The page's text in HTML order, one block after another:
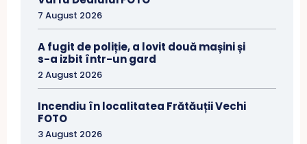
7 August 2026
A fugit de poliție, a lovit două mașini și
s-a izbit într-un gard
2 August 2026
Incendiu în localitatea Frătăuții Vechi
FOTO
3 August 2026